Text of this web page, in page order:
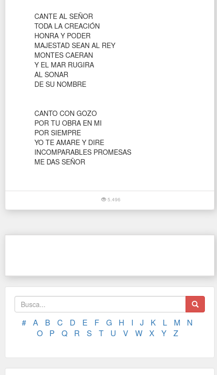
CANTE AL SEÑOR
TODA LA CREACIÓN
HONRA Y PODER
MAJESTAD SEAN AL REY
MONTES CAERAN
Y EL MAR RUGIRA
AL SONAR
DE SU NOMBRE
CANTO CON GOZO
POR TU OBRA EN MI
POR SIEMPRE
YO TE AMARE Y DIRE
INCOMPARABLES PROMESAS
ME DAS SEÑOR
5.496
# A B C D E F G H I J K L M
N
O
P Q R S T U V W X Y Z